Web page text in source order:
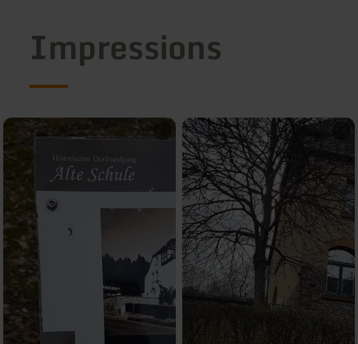
Impressions